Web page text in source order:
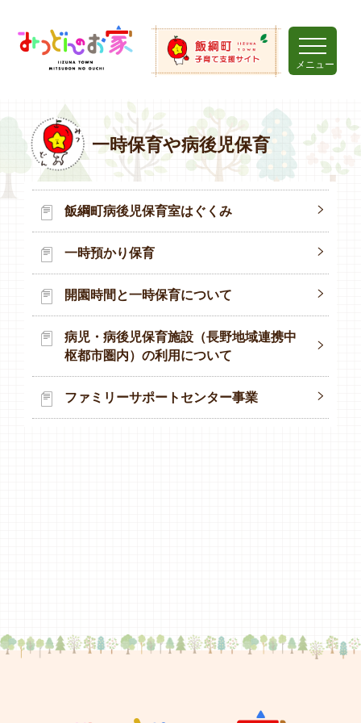
メニュー
一時保育や病後児保育
飯綱町病後児保育室はぐくみ
一時預かり保育
開園時間と一時保育について
病児・病後児保育施設（長野地域連携中
枢都市圏内）の利用について
ファミリーサポートセンター事業